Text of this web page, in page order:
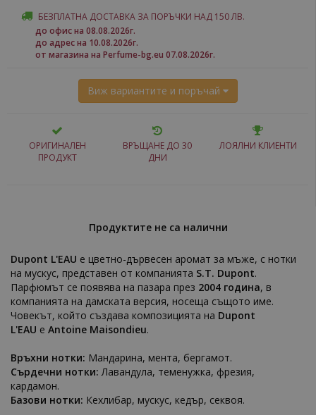
БЕЗПЛАТНА ДОСТАВКА ЗА ПОРЪЧКИ НАД 150 ЛВ.
до офис на 08.08.2026г.
до адрес на 10.08.2026г.
от магазина на Perfume-bg.eu 07.08.2026г.
Виж вариантите и поръчай
ОРИГИНАЛЕН
ПРОДУКТ
ВРЪЩАНЕ ДО 30
ДНИ
ЛОЯЛНИ КЛИЕНТИ
Продуктите не са налични
Dupont L'EAU е цветно-дървесен аромат за мъже, с нотки
на мускус, представен от компанията S.T. Dupont.
Парфюмът се появява на пазара през 2004 година, в
компанията на дамската версия, носеща същото име.
Човекът, който създава композицията на Dupont
L'EAU е Antoine Maisondieu.
Връхни нотки: Мандарина, мента, бергамот.
Сърдечни нотки: Лавандула, теменужка, фрезия,
кардамон.
Базови нотки: Кехлибар, мускус, кедър, секвоя.